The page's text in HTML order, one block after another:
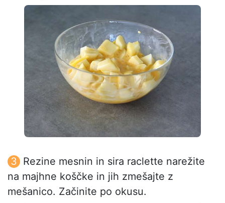
Rezine mesnin in sira raclette narežite
na majhne koščke in jih zmešajte z
mešanico. Začinite po okusu.